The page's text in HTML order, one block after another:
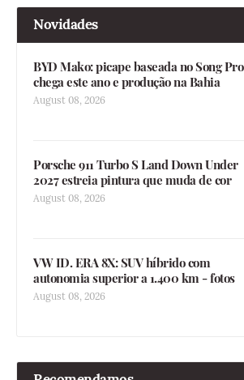
Novidades
BYD Mako: picape baseada no Song Pro
chega este ano e produção na Bahia
August 08, 2026
Porsche 911 Turbo S Land Down Under
2027 estreia pintura que muda de cor
August 08, 2026
VW ID. ERA 8X: SUV híbrido com
autonomia superior a 1.400 km - fotos
August 08, 2026